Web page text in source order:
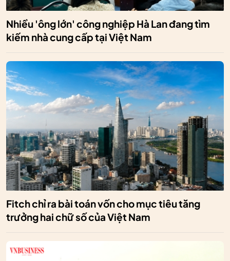
Nhiều 'ông lớn' công nghiệp Hà Lan đang tìm
kiếm nhà cung cấp tại Việt Nam
Fitch chỉ ra bài toán vốn cho mục tiêu tăng
trưởng hai chữ số của Việt Nam